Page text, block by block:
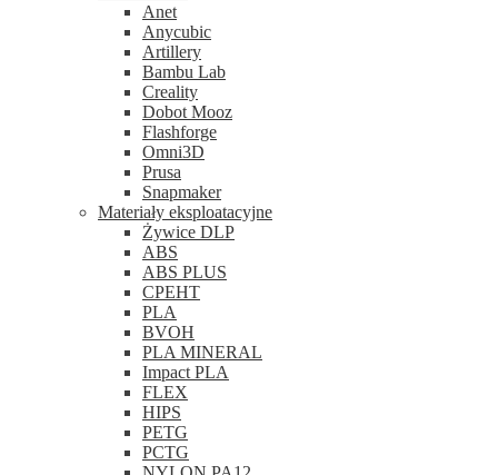
Anet
Anycubic
Artillery
Bambu Lab
Creality
Dobot Mooz
Flashforge
Omni3D
Prusa
Snapmaker
Materiały eksploatacyjne
Żywice DLP
ABS
ABS PLUS
CPEHT
PLA
BVOH
PLA MINERAL
Impact PLA
FLEX
HIPS
PETG
PCTG